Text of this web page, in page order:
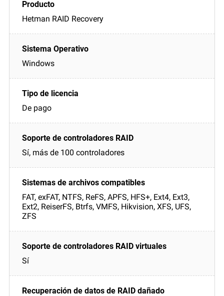
Hetman RAID Recovery
Windows
De pago
Sí, más de 100 controladores
FAT, exFAT, NTFS, ReFS, APFS, HFS+, Ext4, Ext3,
Ext2, ReiserFS, Btrfs, VMFS, Hikvision, XFS, UFS,
ZFS
Sí